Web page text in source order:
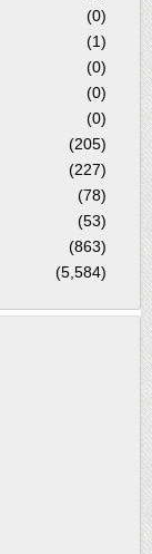
(0)
(1)
(0)
(0)
(0)
(205)
(227)
(78)
(53)
(863)
(5,584)